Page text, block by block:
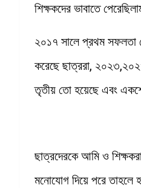
শিক্ষকদের ভাবাতে
২০১৭ সালে প্রথম সফলতা
করেছে ছাত্ররা,
তৃতীয় তো হয়েছে এবং
ছাত্রদেরকে আমি ও
মনোযোগ দিয়ে পরে তাহলে